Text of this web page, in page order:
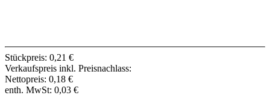
Stückpreis: 0,21 €
Verkaufspreis inkl. Preisnachlass:
Nettopreis: 0,18 €
enth. MwSt: 0,03 €